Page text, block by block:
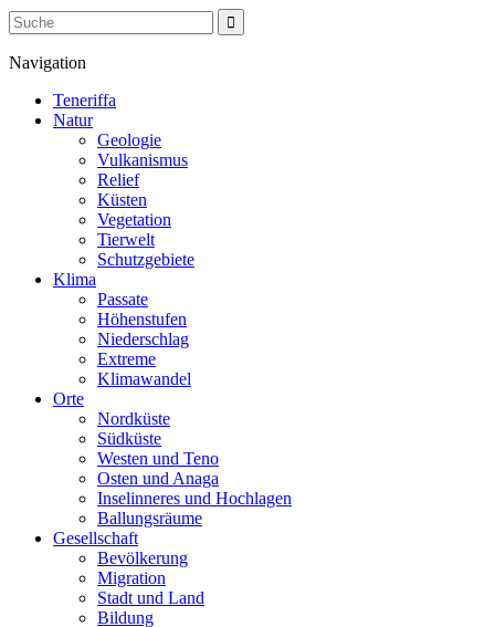
Navigation
Teneriffa
Natur
Geologie
Vulkanismus
Relief
Küsten
Vegetation
Tierwelt
Schutzgebiete
Klima
Passate
Höhenstufen
Niederschlag
Extreme
Klimawandel
Orte
Nordküste
Südküste
Westen und Teno
Osten und Anaga
Inselinneres und Hochlagen
Ballungsräume
Gesellschaft
Bevölkerung
Migration
Stadt und Land
Bildung